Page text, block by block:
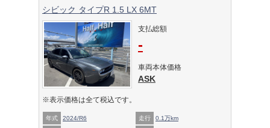
シビック タイプR 1.5 LX 6MT
支払総額
-
車両本体価格
ASK
※表示価格は全て税込です。
年式 2024/R6 走行 0.1万km